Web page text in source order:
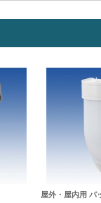
屋外・屋内用 パ